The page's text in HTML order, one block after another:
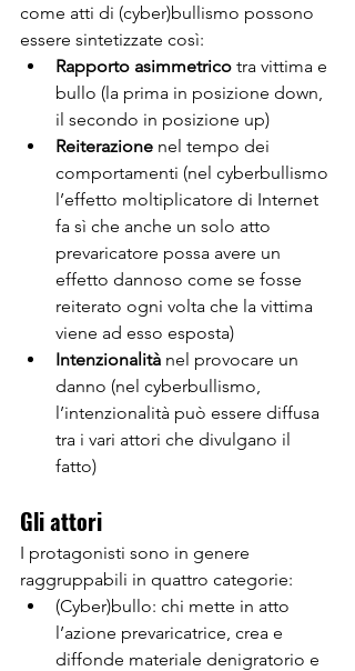
come atti di (cyber)bullismo possono
essere sintetizzate così:
Rapporto asimmetrico tra vittima e
bullo (la prima in posizione down,
il secondo in posizione up)
Reiterazione nel tempo dei
comportamenti (nel cyberbullismo
l’effetto moltiplicatore di Internet
fa sì che anche un solo atto
prevaricatore possa avere un
effetto dannoso come se fosse
reiterato ogni volta che la vittima
viene ad esso esposta)
Intenzionalità nel provocare un
danno (nel cyberbullismo,
l’intenzionalità può essere diffusa
tra i vari attori che divulgano il
fatto)
Gli attori
I protagonisti sono in genere
raggruppabili in quattro categorie:
(Cyber)bullo: chi mette in atto
l’azione prevaricatrice, crea e
diffonde materiale denigratorio e